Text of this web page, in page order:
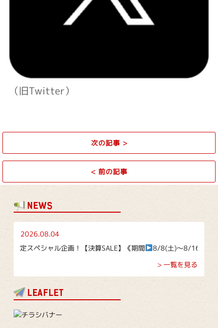
（旧Twitter）
次の記事 >
< 前の記事
2026.08.04
スペシャル企画！【決算SALE】《期間
8/8(土)～8/16(日)》
> 一覧を見る